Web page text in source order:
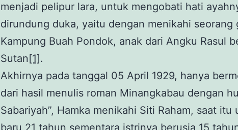
menjadi pelipur lara, untuk mengobati hati
dirundung duka, yaitu dengan menikahi seorang
Kampung Buah Pondok, anak dari Angku Rasul
Sutan[1].
Akhirnya pada tanggal 05 April 1929, hanya
dari hasil menulis roman Minangkabau dengan
Sabariyah”, Hamka menikahi Siti Raham, saat itu
baru 21 tahun sementara istrinya berusia 15